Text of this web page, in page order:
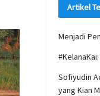
Artikel
Menjadi
Sofiyudin
yang Kian